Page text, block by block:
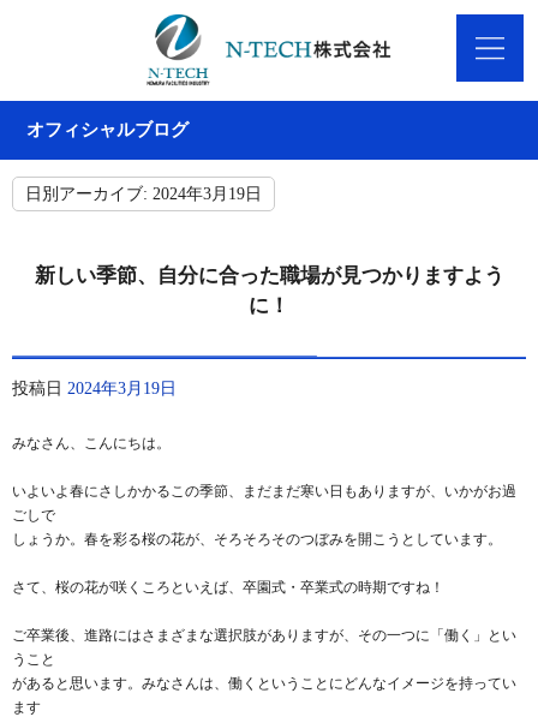
オフィシャルブログ
日別アーカイブ: 2024年3月19日
新しい季節、自分に合った職場が見つかりますよう
に！
投稿日 2024年3月19日
みなさん、こんにちは。
いよいよ春にさしかかるこの季節、まだまだ寒い日もありますが、いかがお過
ごしで
しょうか。春を彩る桜の花が、そろそろそのつぼみを開こうとしています。
さて、桜の花が咲くころといえば、卒園式・卒業式の時期ですね！
ご卒業後、進路にはさまざまな選択肢がありますが、その一つに「働く」とい
うこと
があると思います。みなさんは、働くということにどんなイメージを持ってい
ます